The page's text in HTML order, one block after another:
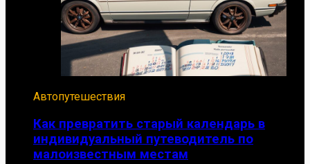
Автопутешествия
Как превратить старый календарь в
индивидуальный путеводитель по
малоизвестным местам